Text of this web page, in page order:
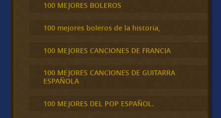
100 MEJORES BOLEROS
100 mejores boleros de la historia,
100 MEJORES CANCIONES DE FRANCIA
100 MEJORES CANCIONES DE GUITARRA
ESPAÑOLA
100 MEJORES DEL POP ESPAÑOL.